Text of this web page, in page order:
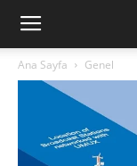
Ana Sayfa Genel